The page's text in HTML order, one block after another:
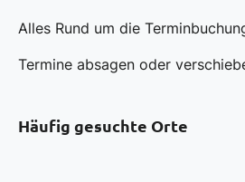
Alles Rund um die
Termine absagen oder
Häufig gesuchte Orte